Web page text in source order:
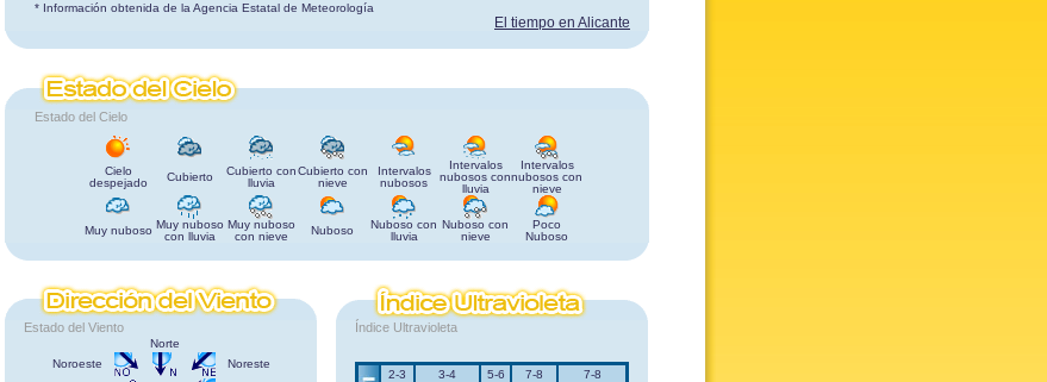
* Información obtenida de la Agencia Estatal de Meteorología
El tiempo en Alicante
Estado del Cielo
Cielo
despejado
Cubierto
Cubierto con
lluvia
Cubierto con
nieve
Intervalos
nubosos
Intervalos
nubosos con
lluvia
Intervalos
nubosos con
nieve
Muy nuboso Muy nuboso
con lluvia
Muy nuboso
con nieve
Nuboso
Nuboso con
lluvia
Nuboso con
nieve
Poco
Nuboso
Estado del Viento
Norte
Noroeste
Noreste
Índice Ultravioleta
2-3 3-4 5-6 7-8 7-8